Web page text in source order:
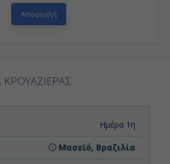
ΑΝΑΧΩΡΗΣΗ
Ημέρα 1η
Μασεϊό, Βραζιλία